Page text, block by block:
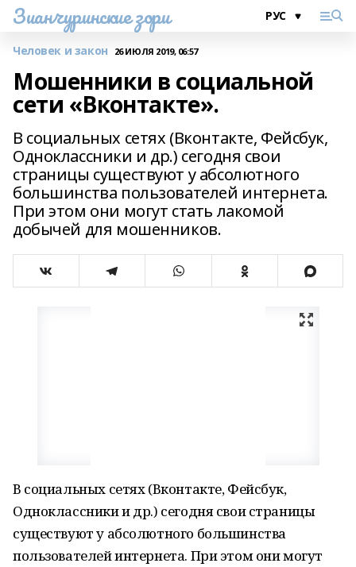
Зианчуринские зори
Человек и закон 26 ИЮЛЯ 2019, 06:57
Мошенники в социальной
сети «Вконтакте».
В социальных сетях (Вконтакте, Фейсбук,
Одноклассники и др.) сегодня свои
страницы существуют у абсолютного
большинства пользователей интернета.
При этом они могут стать лакомой
добычей для мошенников.
В социальных сетях (Вконтакте, Фейсбук,
Одноклассники и др.) сегодня свои страницы
существуют у абсолютного большинства
пользователей интернета. При этом они могут